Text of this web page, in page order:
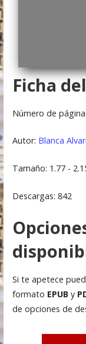
Ficha
Número de
Autor: Blanca
Tamaño: 1.77 -
Descargas: 842
Si te apetece
formato EPUBy
de opciones de